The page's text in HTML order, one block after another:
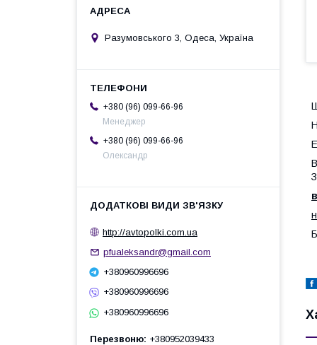
Разумовського 3, Одеса, Україна
+380 (96) 099-66-96
Менеджер
+380 (96) 099-66-96
Олександр
http://avtopolki.com.ua
pfualeksandr@gmail.com
+380960996696
+380960996696
+380960996696
Перезвоню +380952039433